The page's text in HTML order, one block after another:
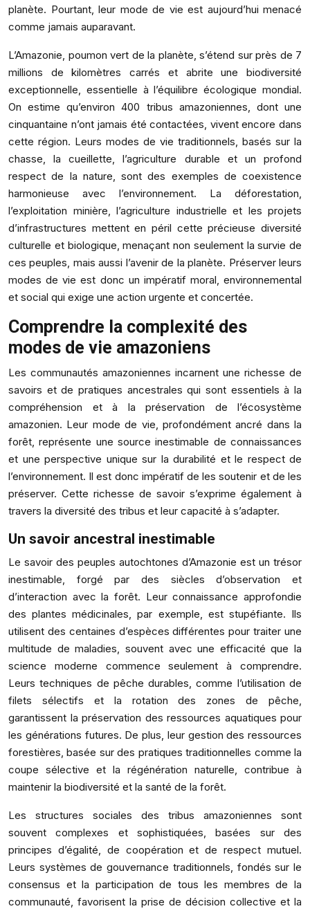
planète. Pourtant, leur mode de vie est aujourd’hui menacé
comme jamais auparavant.
L’Amazonie, poumon vert de la planète, s’étend sur près de 7
millions de kilomètres carrés et abrite une biodiversité
exceptionnelle, essentielle à l’équilibre écologique mondial.
On estime qu’environ 400 tribus amazoniennes, dont une
cinquantaine n’ont jamais été contactées, vivent encore dans
cette région. Leurs modes de vie traditionnels, basés sur la
chasse, la cueillette, l’agriculture durable et un profond
respect de la nature, sont des exemples de coexistence
harmonieuse avec l’environnement. La déforestation,
l’exploitation minière, l’agriculture industrielle et les projets
d’infrastructures mettent en péril cette précieuse diversité
culturelle et biologique, menaçant non seulement la survie de
ces peuples, mais aussi l’avenir de la planète. Préserver leurs
modes de vie est donc un impératif moral, environnemental
et social qui exige une action urgente et concertée.
Comprendre la complexité des
modes de vie amazoniens
Les communautés amazoniennes incarnent une richesse de
savoirs et de pratiques ancestrales qui sont essentiels à la
compréhension et à la préservation de l’écosystème
amazonien. Leur mode de vie, profondément ancré dans la
forêt, représente une source inestimable de connaissances
et une perspective unique sur la durabilité et le respect de
l’environnement. Il est donc impératif de les soutenir et de les
préserver. Cette richesse de savoir s’exprime également à
travers la diversité des tribus et leur capacité à s’adapter.
Un savoir ancestral inestimable
Le savoir des peuples autochtones d’Amazonie est un trésor
inestimable, forgé par des siècles d’observation et
d’interaction avec la forêt. Leur connaissance approfondie
des plantes médicinales, par exemple, est stupéfiante. Ils
utilisent des centaines d’espèces différentes pour traiter une
multitude de maladies, souvent avec une efficacité que la
science moderne commence seulement à comprendre.
Leurs techniques de pêche durables, comme l’utilisation de
filets sélectifs et la rotation des zones de pêche,
garantissent la préservation des ressources aquatiques pour
les générations futures. De plus, leur gestion des ressources
forestières, basée sur des pratiques traditionnelles comme la
coupe sélective et la régénération naturelle, contribue à
maintenir la biodiversité et la santé de la forêt.
Les structures sociales des tribus amazoniennes sont
souvent complexes et sophistiquées, basées sur des
principes d’égalité, de coopération et de respect mutuel.
Leurs systèmes de gouvernance traditionnels, fondés sur le
consensus et la participation de tous les membres de la
communauté, favorisent la prise de décision collective et la